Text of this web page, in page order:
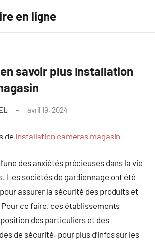
en ligne
savoir plus Installation
avril 19, 2024
de Installation cameras magasin
des anxiétés précieuses dans la vie
Les sociétés de gardiennage ont été
assurer la sécurité des produits et
ce faire, ces établissements
des particuliers et des
de sécurité. pour plus d’infos sur les